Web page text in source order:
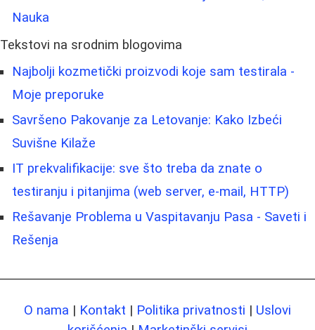
Nauka
Tekstovi na srodnim blogovima
Najbolji kozmetički proizvodi koje sam testirala -
Moje preporuke
Savršeno Pakovanje za Letovanje: Kako Izbeći
Suvišne Kilaže
IT prekvalifikacije: sve što treba da znate o
testiranju i pitanjima (web server, e-mail, HTTP)
Rešavanje Problema u Vaspitavanju Pasa - Saveti i
Rešenja
O nama | Kontakt | Politika privatnosti | Uslovi